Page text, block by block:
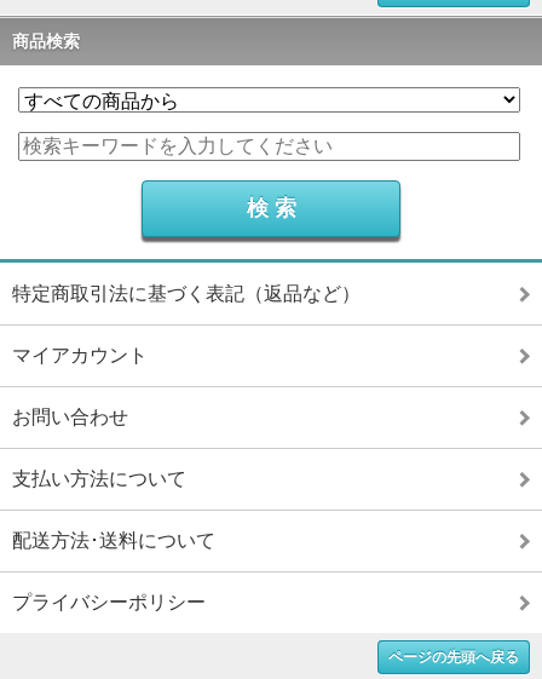
商品検索
特定商取引法に基づく表記（返品など）
マイアカウント
お問い合わせ
支払い方法について
配送方法･送料について
プライバシーポリシー
ページの先頭へ戻る